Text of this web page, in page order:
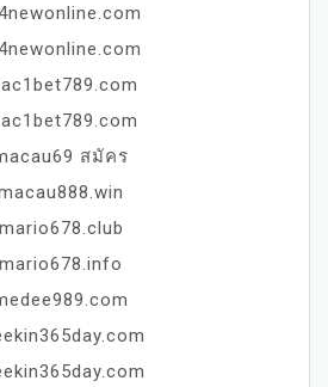
สมัคร
mario678.club
mario678.info